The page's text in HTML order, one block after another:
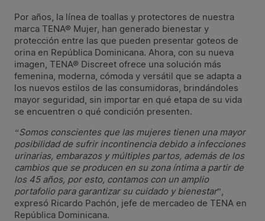
Por años, la línea de toallas y protectores de nuestra
marca TENA® Mujer, han generado bienestar y
protección entre las que pueden presentar goteos de
orina en República Dominicana. Ahora, con su nueva
imagen, TENA® Discreet ofrece una solución más
femenina, moderna, cómoda y versátil que se adapta a
los nuevos estilos de las consumidoras, brindándoles
mayor seguridad, sin importar en qué etapa de su vida
se encuentren o qué condición presenten.
“Somos conscientes que las mujeres tienen una mayor
posibilidad de sufrir incontinencia debido a infecciones
urinarias, embarazos y múltiples partos, además de los
cambios que se producen en su zona íntima a partir de
los 45 años, por esto, contamos con un amplio
portafolio para garantizar su cuidado y bienestar”,
expresó Ricardo Pachón, jefe de mercadeo de TENA en
República Dominicana.